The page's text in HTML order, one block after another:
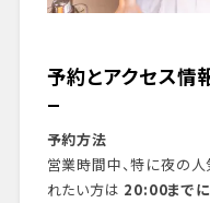
予約とアクセス情
予約方法
営業時間中、特に夜の
れたい方は 20:00まで